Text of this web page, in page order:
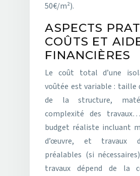
50€/m²).
ASPECTS
COÛTS ET
FINANCIÈRES
Le coût total d’une
voûtée est variable : taille
de la structure,
complexité des
budget réaliste incluant
d’œuvre, et travaux
préalables (si
travaux dépend de la